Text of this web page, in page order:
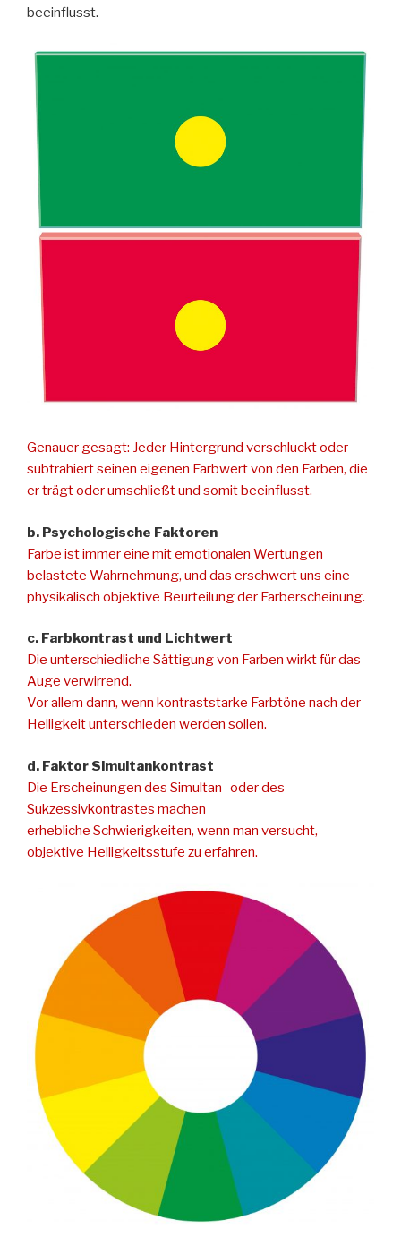
beeinflusst.
Genauer gesagt: Jeder Hintergrund verschluckt oder
subtrahiert seinen eigenen Farbwert von den Farben, die
er trägt oder umschließt und somit beeinflusst.
b. Psychologische Faktoren
Farbe ist immer eine mit emotionalen Wertungen
belastete Wahrnehmung, und das erschwert uns eine
physikalisch objektive Beurteilung der Farberscheinung.
c. Farbkontrast und Lichtwert
Die unterschiedliche Sättigung von Farben wirkt für das
Auge verwirrend.
Vor allem dann, wenn kontraststarke Farbtöne nach der
Helligkeit unterschieden werden sollen.
d. Faktor Simultankontrast
Die Erscheinungen des Simultan- oder des
Sukzessivkontrastes machen
erhebliche Schwierigkeiten, wenn man versucht,
objektive Helligkeitsstufe zu erfahren.